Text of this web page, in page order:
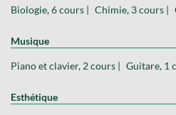
Biologie, 6 cours |
Chimie, 3 cours |
Musique
Piano et clavier, 2 cours | Guitare, 1
Esthétique